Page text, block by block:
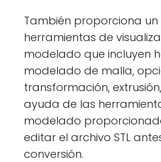
También proporciona
herramientas de
modelado que incluyen
modelado de malla,
transformación,
ayuda de las
modelado
editar el archivo STL
conversión.